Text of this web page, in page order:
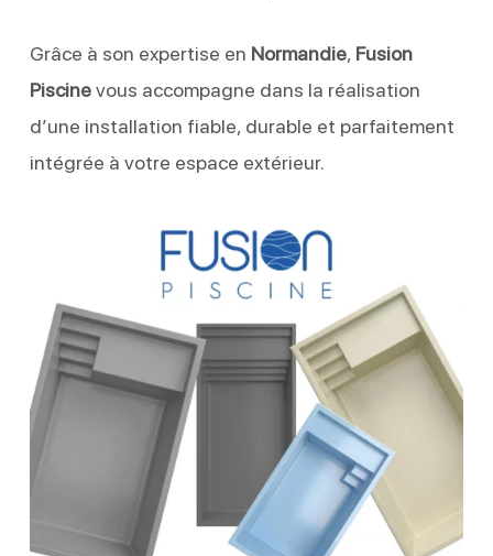
Grâce à son expertise en Normandie, Fusion
Piscinevous accompagne dans la réalisation
d’une installation fiable, durable et parfaitement
intégrée à votre espace extérieur.